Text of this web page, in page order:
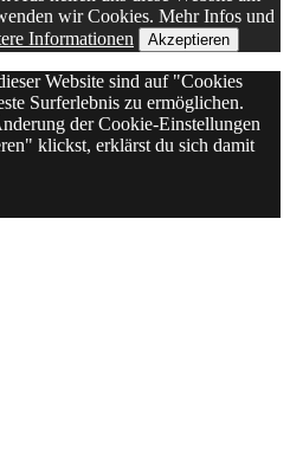
wir Cookies. Mehr Infos und
Informationen Akzeptieren
Website sind auf "Cookies
Surferlebnis zu ermöglichen.
der Cookie-Einstellungen
klickst, erklärst du sich damit